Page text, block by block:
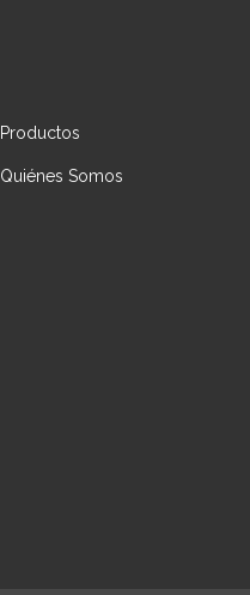
Productos
Quiénes Somos